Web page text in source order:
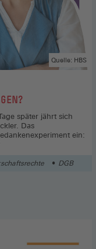
Quelle: HBS
später jährt sich
Das
ein:
DGB